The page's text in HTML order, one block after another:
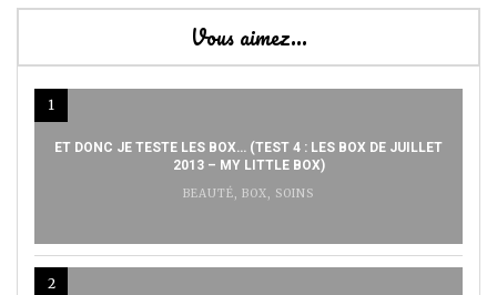
Vous aimez…
1
ET DONC JE TESTE LES BOX… (TEST 4 : LES BOX DE JUILLET
2013 – MY LITTLE BOX)
BEAUTÉ, BOX, SOINS
2